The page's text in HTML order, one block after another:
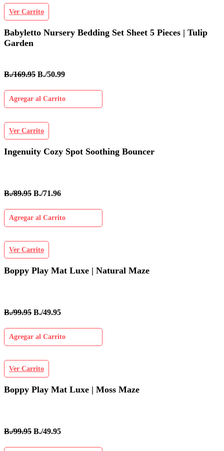
Ver Carrito
Babyletto Nursery Bedding Set Sheet 5 Pieces | Tulip
Garden
B./169.95 B./50.99
Agregar al Carrito
Ver Carrito
Ingenuity Cozy Spot Soothing Bouncer
B./89.95 B./71.96
Agregar al Carrito
Ver Carrito
Boppy Play Mat Luxe | Natural Maze
B./99.95 B./49.95
Agregar al Carrito
Ver Carrito
Boppy Play Mat Luxe | Moss Maze
B./99.95 B./49.95